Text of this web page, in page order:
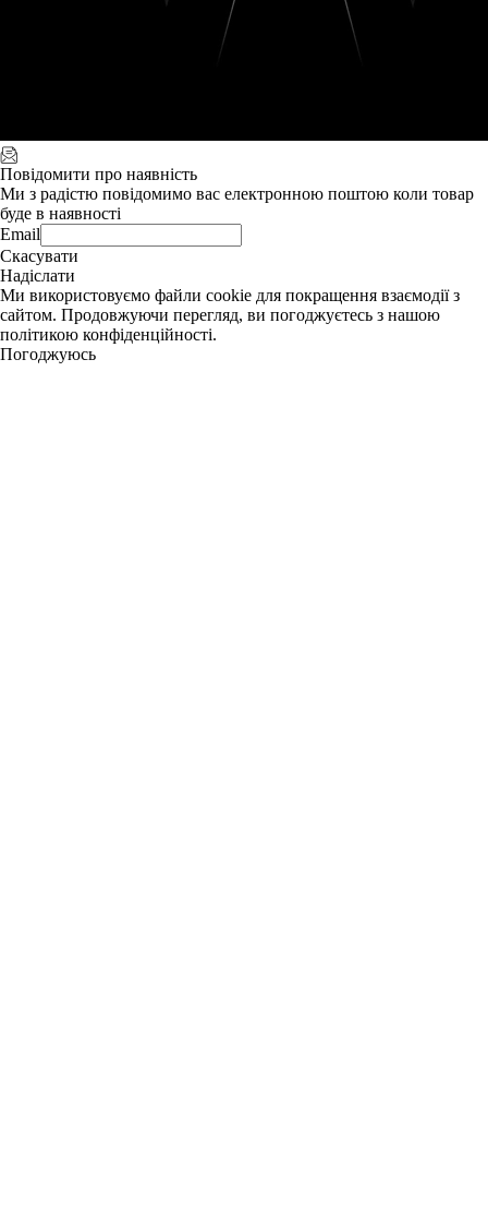
Повідомити про наявність
Ми з радістю повідомимо вас електронною поштою коли товар
буде в наявності
Email
Скасувати
Надіслати
Ми використовуємо файли cookie для покращення взаємодії з
сайтом. Продовжуючи перегляд, ви погоджуєтесь з нашою
політикою конфіденційності.
Погоджуюсь